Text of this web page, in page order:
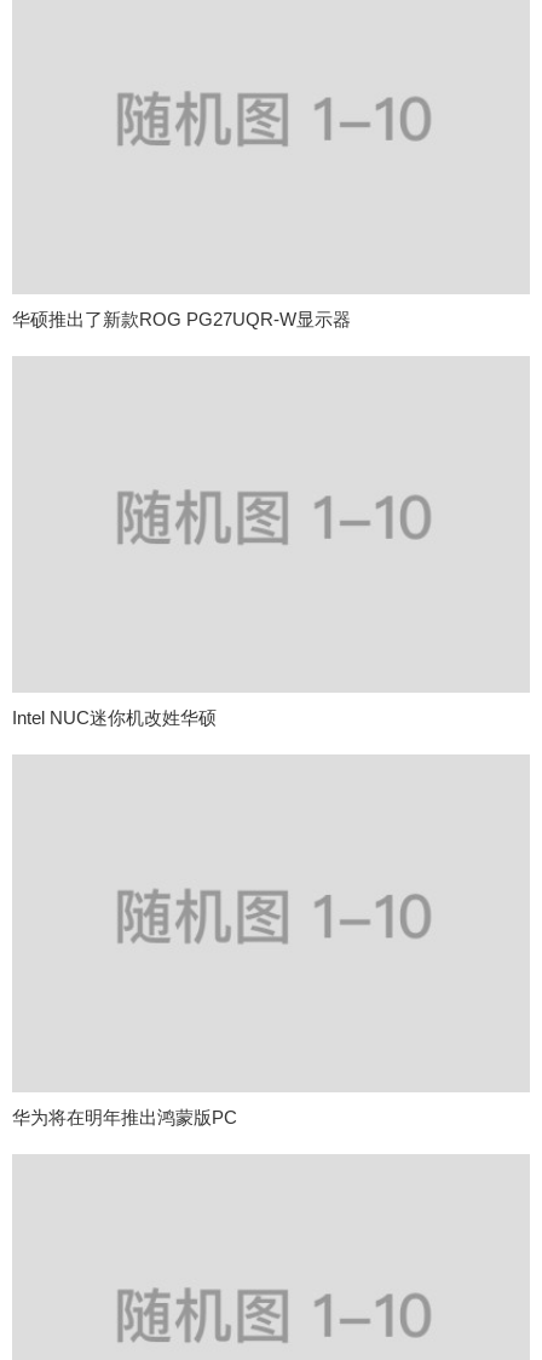
华硕推出了新款ROG PG27UQR-W显示器
Intel NUC迷你机改姓华硕
华为将在明年推出鸿蒙版PC